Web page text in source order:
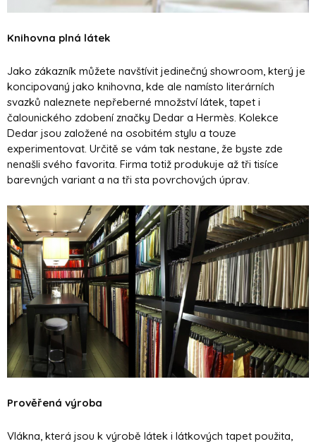
Knihovna plná látek
Jako zákazník můžete navštívit jedinečný showroom, který je
koncipovaný jako knihovna, kde ale namísto literárních
svazků naleznete nepřeberné množství látek, tapet i
čalounického zdobení značky Dedar a Hermès. Kolekce
Dedar jsou založené na osobitém stylu a touze
experimentovat. Určitě se vám tak nestane, že byste zde
nenašli svého favorita. Firma totiž produkuje až tři tisíce
barevných variant a na tři sta povrchových úprav.
Prověřená výroba
Vlákna, která jsou k výrobě látek i látkových tapet použita,